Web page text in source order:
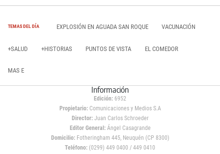
TEMAS DEL DÍA EXPLOSIÓN EN AGUADA SAN ROQUE VACUNACIÓN
+SALUD +HISTORIAS PUNTOS DE VISTA EL COMEDOR
MAS E
Información
Edición: 6952
Propietario:Comunicaciones y Medios S.A
Director: Juan Carlos Schroeder
Editor General:Ángel Casagrande
Domicilio:Fotheringham 445, Neuquén (CP 8300)
Teléfono: (0299) 449 0400 / 449 0410